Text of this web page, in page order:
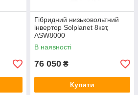
Гібридний низьковольтний
інвертор Solplanet 8квт,
ASW8000
В наявності
76 050 ₴
Купити